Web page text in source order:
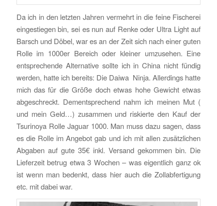
Da ich in den letzten Jahren vermehrt in die feine Fischerei
eingestiegen bin, sei es nun auf Renke oder Ultra Light auf
Barsch und Döbel, war es an der Zeit sich nach einer guten
Rolle im 1000er Bereich oder kleiner umzusehen. Eine
entsprechende Alternative sollte ich in China nicht fündig
werden, hatte ich bereits: Die Daiwa Ninja. Allerdings hatte
mich das für die Größe doch etwas hohe Gewicht etwas
abgeschreckt. Dementsprechend nahm ich meinen Mut (
und mein Geld…) zusammen und riskierte den Kauf der
Tsurinoya Rolle Jaguar 1000. Man muss dazu sagen, dass
es die Rolle im Angebot gab und ich mit allen zusätzlichen
Abgaben auf gute 35€ inkl. Versand gekommen bin. Die
Lieferzeit betrug etwa 3 Wochen – was eigentlich ganz ok
ist wenn man bedenkt, dass hier auch die Zollabfertigung
etc. mit dabei war.